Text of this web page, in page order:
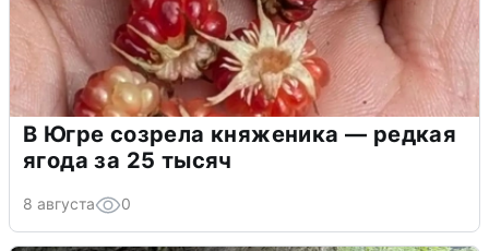
В Югре созрела княженика — редкая
ягода за 25 тысяч
8 августа 0